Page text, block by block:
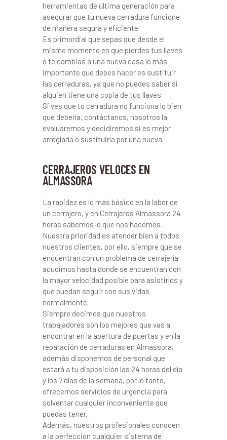
herramientas de última generación para
asegurar que tu nueva cerradura funcione
de manera segura y eficiente.
Es primordial que sepas que desde el
mismo momento en que pierdes tus llaves
o te cambias a una nueva casa lo más
importante que debes hacer es sustituir
las cerraduras, ya que no puedes saber si
alguien tiene una copia de tus llaves.
Si ves que tu cerradura no funciona lo bien
que debería, contáctanos, nosotros la
evaluaremos y decidiremos si es mejor
arreglarla o sustituirla por una nueva.
CERRAJEROS VELOCES EN
ALMASSORA
La rapidez es lo más básico en la labor de
un cerrajero, y en Cerrajeros Almassora 24
horas sabemos lo que nos hacemos.
Nuestra prioridad es atender bien a todos
nuestros clientes, por ello, siempre que se
encuentran con un problema de cerrajería
acudimos hasta donde se encuentran con
la mayor velocidad posible para asistirlos y
que puedan seguir con sus vidas
normalmente.
Siempre decimos que nuestros
trabajadores son los mejores que vas a
encontrar en la apertura de puertas y en la
reparación de cerraduras en Almassora,
además disponemos de personal que
estará a tu disposición las 24 horas del día
y los 7 días de la semana, por lo tanto,
ofrecemos servicios de urgencia para
solventar cualquier inconveniente que
puedas tener.
Además, nuestros profesionales conocen
a la perfección cualquier sistema de